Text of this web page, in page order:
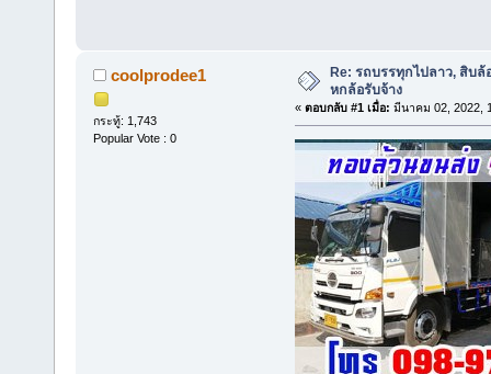
coolprodee1
กระทู้: 1,743
Popular Vote : 0
Re: รถบรรทุกไปลาว, สิบล้
หกล้อรับจ้าง
« ตอบกลับ #1 เมื่อ: มีนาคม 02, 2022,